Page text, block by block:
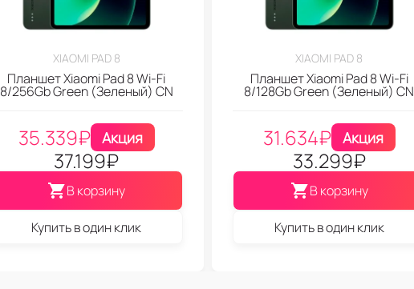
XIAOMI PAD 8
Планшет Xiaomi Pad 8 Wi-Fi
8/256Gb Green (Зеленый) CN
35.339₽ Акция
37.199₽
В корзину
Купить в один клик
XIAOMI PAD 8
Планшет Xiaomi Pad 8 Wi-Fi
8/128Gb Green (Зеленый) CN
31.634₽ Акция
33.299₽
В корзину
Купить в один клик